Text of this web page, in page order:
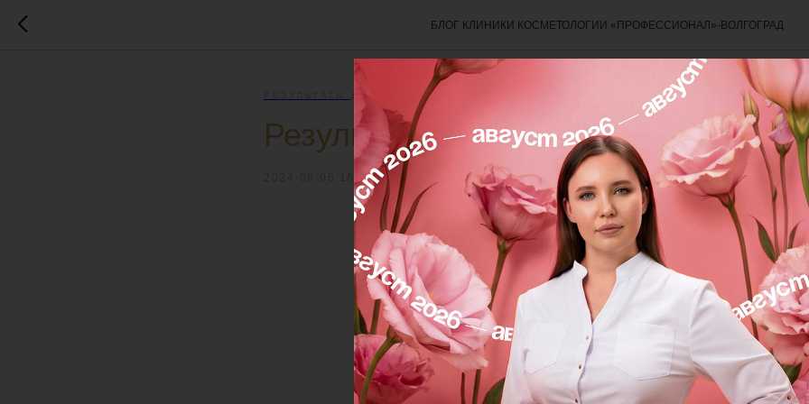
БЛОГ КЛИНИКИ КОСМЕТОЛОГИИ «ПРОФЕССИОНАЛ»-ВОЛГОГРАД
РЕЗУЛЬТАТЫ ДО / ПОСЛЕ
Результат бланширования морщин
2024-08-06 16:00